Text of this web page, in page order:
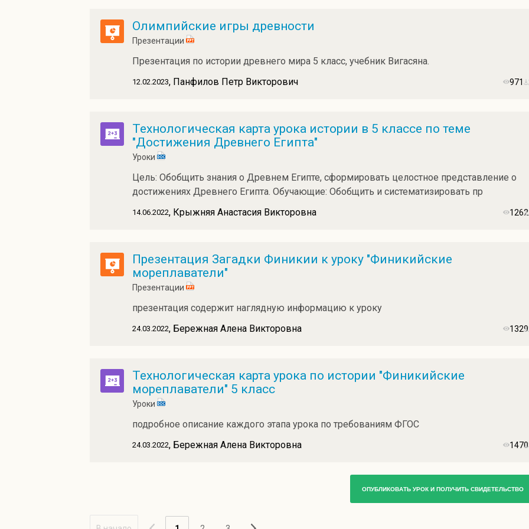
Олимпийские игры древности
Презентации
Презентация по истории древнего мира 5 класс, учебник Вигасяна.
12.02.2023, Панфилов Петр Викторович 971
Технологическая карта урока истории в 5 классе по теме
"Достижения Древнего Египта"
Уроки
Цель: Обобщить знания о Древнем Египте, сформировать целостное представление о
достижениях Древнего Египта. Обучающие: Обобщить и систематизировать пр
14.06.2022, Крыжняя Анастасия Викторовна 1262
Презентация Загадки Финикии к уроку "Финикийские
мореплаватели"
Презентации
презентация содержит наглядную информацию к уроку
24.03.2022, Бережная Алена Викторовна 1329
Технологическая карта урока по истории "Финикийские
мореплаватели" 5 класс
Уроки
подробное описание каждого этапа урока по требованиям ФГОС
24.03.2022, Бережная Алена Викторовна 1470
ОПУБЛИКОВАТЬ УРОК И ПОЛУЧИТЬ СВИДЕТЕЛЬСТВО